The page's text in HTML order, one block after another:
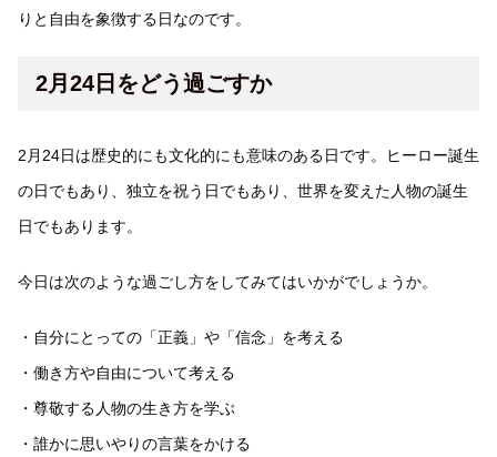
りと自由を象徴する日なのです。
2月24日をどう過ごすか
2月24日は歴史的にも文化的にも意味のある日です。ヒーロー誕生
の日でもあり、独立を祝う日でもあり、世界を変えた人物の誕生
日でもあります。
今日は次のような過ごし方をしてみてはいかがでしょうか。
・自分にとっての「正義」や「信念」を考える
・働き方や自由について考える
・尊敬する人物の生き方を学ぶ
・誰かに思いやりの言葉をかける